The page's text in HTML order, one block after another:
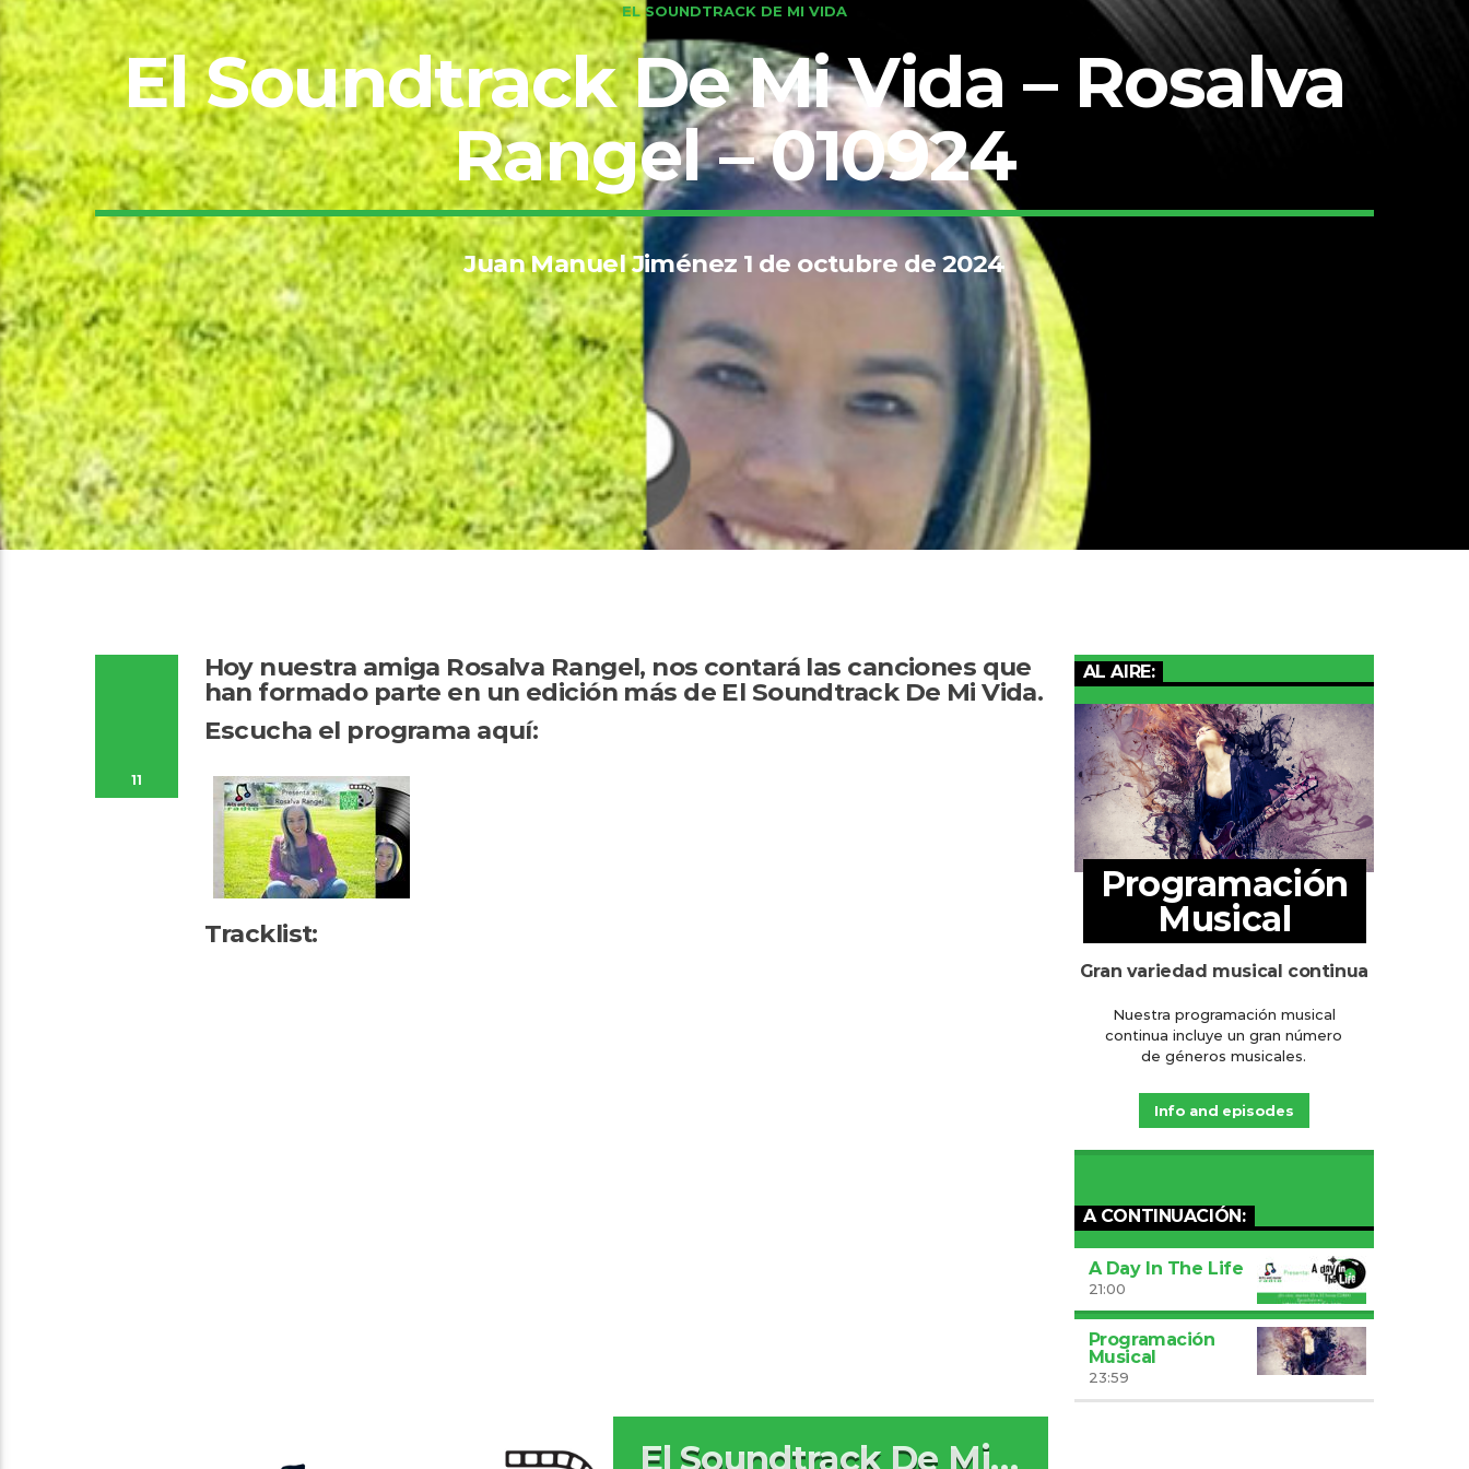
EL SOUNDTRACK DE MI VIDA
El Soundtrack De Mi Vida – Rosalva
Rangel – 010924
Juan Manuel Jiménez 1 de octubre de 2024
11
Hoy nuestra amiga Rosalva Rangel, nos contará las canciones que
han formado parte en un edición más de El Soundtrack De Mi Vida.
Escucha el programa aquí:
Tracklist:
El Soundtrack De Mi
AL AIRE:
Programación
Musical
Gran variedad musical continua
Nuestra programación musical
continua incluye un gran número
de géneros musicales.
Info and episodes
A CONTINUACIÓN:
A Day In The Life
21:00
Programación
Musical
23:59